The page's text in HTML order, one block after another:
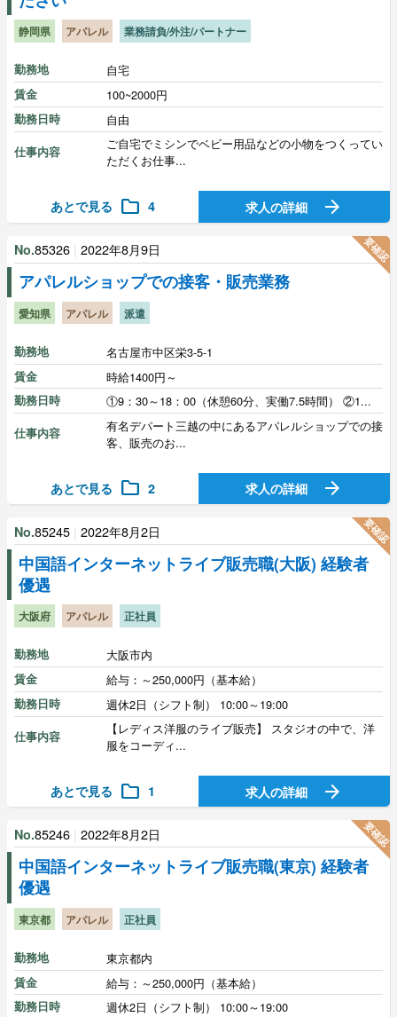
静岡県 アパレル 業務請負/外注/パートナー
勤務地 自宅
賃金 100~2000円
勤務日時 自由
仕事内容
ご自宅でミシンでベビー用品などの小物をつくってい
ただくお仕事...
あとで見る folder 4 求人の詳細 arrow_forward
No.85326 2022年8月9日
アパレルショップでの接客・販売業務
愛知県 アパレル 派遣
勤務地 名古屋市中区栄3-5-1
賃金 時給1400円～
勤務日時 ①9：30～18：00（休憩60分、実働7.5時間） ②1...
仕事内容
有名デパート三越の中にあるアパレルショップでの接
客、販売のお...
あとで見る folder 2 求人の詳細 arrow_forward
要確認
No.85245 2022年8月2日
中国語インターネットライブ販売職(大阪) 経験者
優遇
大阪府 アパレル 正社員
勤務地 大阪市内
賃金 給与：～250,000円（基本給）
勤務日時 週休2日（シフト制） 10:00～19:00
仕事内容
【レディス洋服のライブ販売】 スタジオの中で、洋
服をコーディ...
あとで見る folder 1 求人の詳細 arrow_forward
要確認
No.85246 2022年8月2日
中国語インターネットライブ販売職(東京) 経験者
優遇
東京都 アパレル 正社員
勤務地 東京都内
賃金 給与：～250,000円（基本給）
勤務日時 週休2日（シフト制） 10:00～19:00
要確認